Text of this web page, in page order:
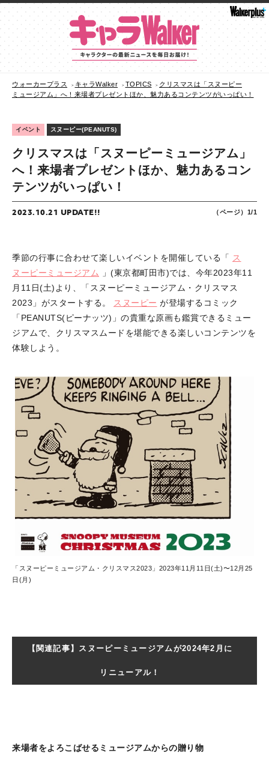
ウォーカープラス キャラWalker TOPICS
クリスマスは「スヌーピー
ミュージアム」へ！来場者プレゼントほか、魅力あるコンテンツがいっぱい！
イベント スヌーピー(PEANUTS)
クリスマスは「スヌーピーミュージアム」
へ！来場者プレゼントほか、魅力あるコン
テンツがいっぱい！
2023.10.21 UPDATE!! （ページ）1/1
季節の行事に合わせて楽しいイベントを開催している「 ス
ヌーピーミュージアム
」(東京都町田市)では、今年2023年11
月11日(土)より、「スヌーピーミュージアム・クリスマス
2023」がスタートする。
スヌーピー が登場するコミック
「PEANUTS(ピーナッツ)」の貴重な原画も鑑賞できるミュー
ジアムで、クリスマスムードを堪能できる楽しいコンテンツを
体験しよう。
「スヌーピーミュージアム・クリスマス2023」2023年11月11日(土)〜12月25
日(月)
【関連記事】スヌーピーミュージアムが2024年2月に
リニューアル！
来場者をよろこばせるミュージアムからの贈り物